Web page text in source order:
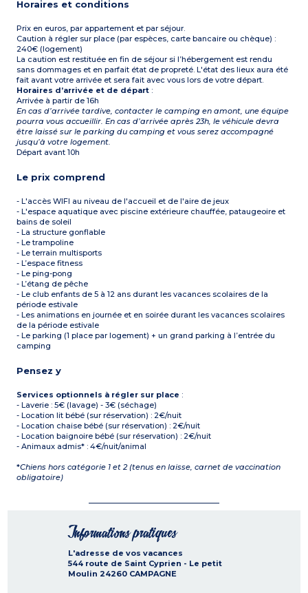
Horaires et conditions
Prix en euros, par appartement et par séjour.
Caution à régler sur place (par espèces, carte bancaire ou chèque) :
240€ (logement)
La caution est restituée en fin de séjour si l’hébergement est rendu
sans dommages et en parfait état de propreté. L'état des lieux aura été
fait avant votre arrivée et sera fait avec vous lors de votre départ.
Horaires d’arrivée et de départ :
Arrivée à partir de 16h
En cas d’arrivée tardive, contacter le camping en amont, une équipe
pourra vous accueillir. En cas d’arrivée après 23h, le véhicule devra
être laissé sur le parking du camping et vous serez accompagné
jusqu’à votre logement.
Départ avant 10h
Le prix comprend
- L'accès WIFI au niveau de l'accueil et de l'aire de jeux
- L'espace aquatique avec piscine extérieure chauffée, pataugeoire et
bains de soleil
- La structure gonflable
- Le trampoline
- Le terrain multisports
- L’espace fitness
- Le ping-pong
- L’étang de pêche
- Le club enfants de 5 à 12 ans durant les vacances scolaires de la
période estivale
- Les animations en journée et en soirée durant les vacances scolaires
de la période estivale
- Le parking (1 place par logement) + un grand parking à l’entrée du
camping
Pensez y
Services optionnels à régler sur place :
- Laverie : 5€ (lavage) - 3€ (séchage)
- Location lit bébé (sur réservation) : 2€/nuit
- Location chaise bébé (sur réservation) : 2€/nuit
- Location baignoire bébé (sur réservation) : 2€/nuit
- Animaux admis* : 4€/nuit/animal
*Chiens hors catégorie 1 et 2 (tenus en laisse, carnet de vaccination
obligatoire)
Informations pratiques
L'adresse de vos vacances
544 route de Saint Cyprien - Le petit
Moulin 24260 CAMPAGNE